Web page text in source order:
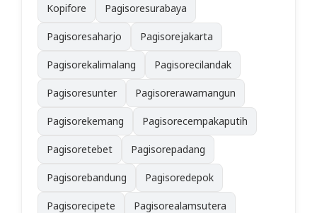
Kopifore Pagisoresurabaya
Pagisoresaharjo Pagisorejakarta
Pagisorekalimalang Pagisorecilandak
Pagisoresunter Pagisorerawamangun
Pagisorekemang Pagisorecempakaputih
Pagisoretebet Pagisorepadang
Pagisorebandung Pagisoredepok
Pagisorecipete Pagisorealamsutera